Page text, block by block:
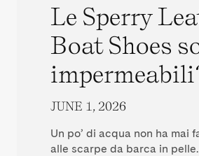
Le Sperry
Boat Shoes
JUNE 1, 2026
Un po’ di acqua non ha mai
alle scarpe da barca in pelle.